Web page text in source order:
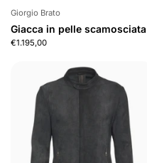
Giorgio Brato
Giacca in pelle scamosciata
€1.195,00